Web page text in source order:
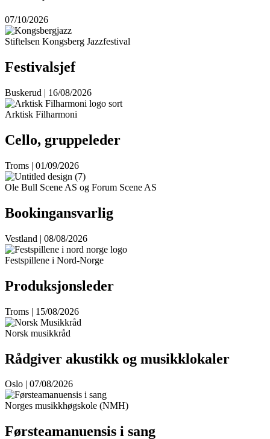
07/10/2026
Stiftelsen Kongsberg Jazzfestival
Festivalsjef
Buskerud | 16/08/2026
Arktisk Filharmoni
Cello, gruppeleder
Troms | 01/09/2026
Ole Bull Scene AS og Forum Scene AS
Bookingansvarlig
Vestland | 08/08/2026
Festspillene i Nord-Norge
Produksjonsleder
Troms | 15/08/2026
Norsk musikkråd
Rådgiver akustikk og musikklokaler
Oslo | 07/08/2026
Norges musikkhøgskole (NMH)
Førsteamanuensis i sang